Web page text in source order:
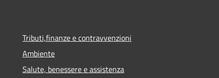
Tributi,finanze e contravvenzioni
Ambiente
Salute, benessere e assistenza